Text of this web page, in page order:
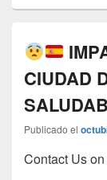
CIUDAD
Publicado el
Contact Us